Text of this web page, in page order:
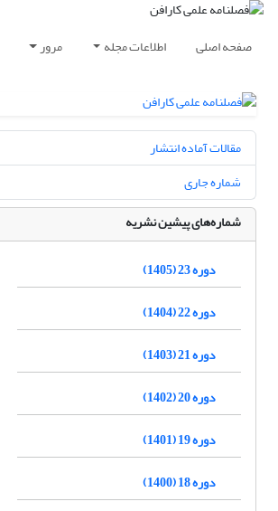
صفحه اصلی اطلاعات مجله مرور
مقالات آماده انتشار
شماره جاری
شماره‌های پیشین نشریه
دوره 23 (1405)
دوره 22 (1404)
دوره 21 (1403)
دوره 20 (1402)
دوره 19 (1401)
دوره 18 (1400)